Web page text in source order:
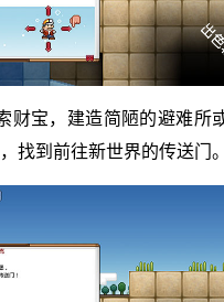
财宝，建造简陋的避难所
找到前往新世界的传送门。